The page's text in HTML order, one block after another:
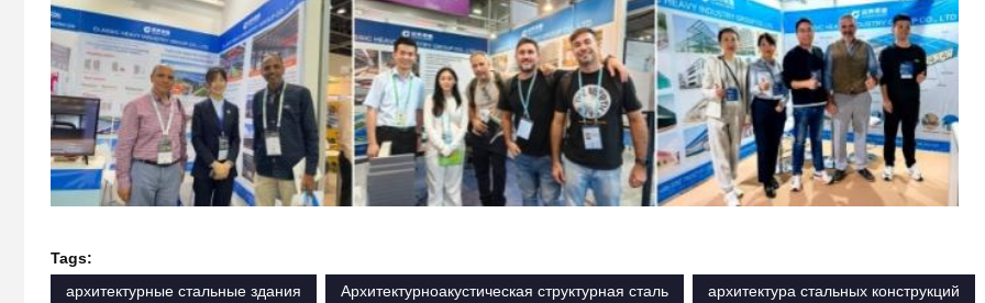
Tags:
архитектурные стальные здания
Архитектурноакустическая структурная сталь архитектура стальных конструкций